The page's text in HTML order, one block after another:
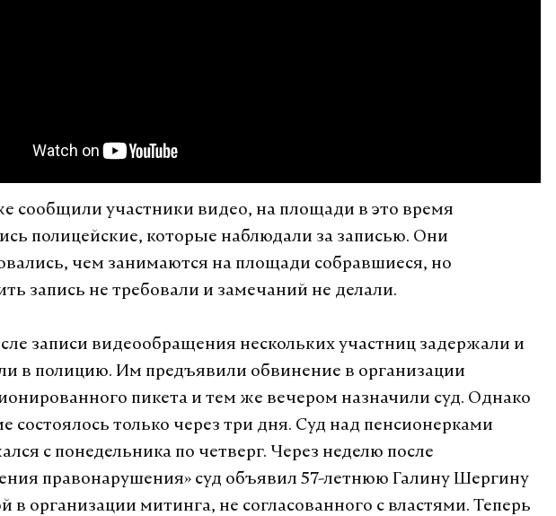
сообщили участники видео, на площади в это время
полицейские, которые наблюдали за записью. Они
чем занимаются на площади собравшиеся, но
запись не требовали и замечаний не делали.
записи видеообращения нескольких участниц задержали и
в полицию. Им предъявили обвинение в организации
пикета и тем же вечером назначили суд. Однако
состоялось только через три дня. Суд над пенсионерками
с понедельника по четверг. Через неделю после
правонарушения» суд объявил 57-летнюю Галину Шергину
в организации митинга, не согласованного с властями. Теперь